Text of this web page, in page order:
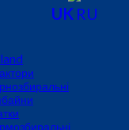
UK RU